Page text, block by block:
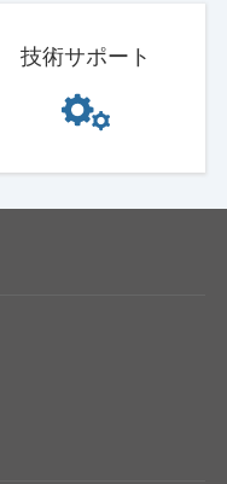
技術サポート